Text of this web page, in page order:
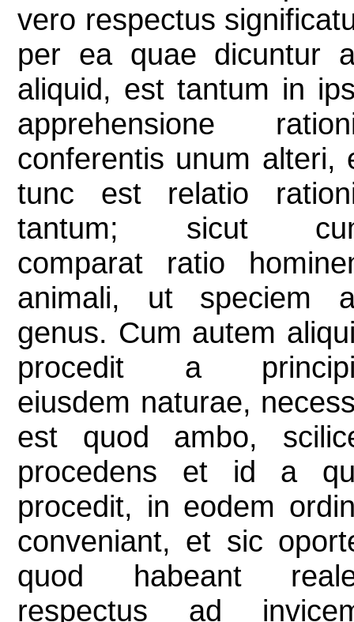
vero respectus
per ea quae dicuntur
aliquid, est tantum in
apprehensione
conferentis unum alteri,
tunc est relatio
tantum; sicut
comparat ratio
animali, ut speciem
genus. Cum autem
procedit a
eiusdem naturae,
est quod ambo,
procedens et id a
procedit, in eodem
conveniant, et sic
quod habeant
respectus ad